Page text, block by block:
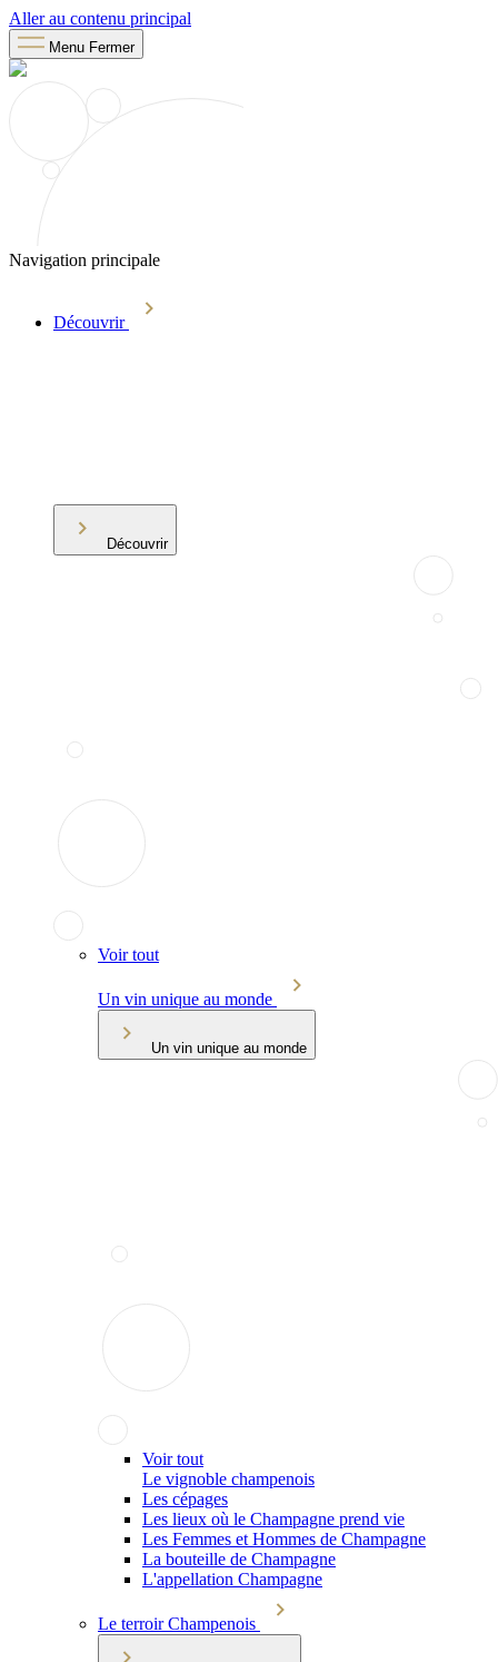
Aller au contenu principal
Menu Fermer
Navigation principale
Découvrir
Découvrir
Voir tout
Un vin unique au monde
Un vin unique au monde
Voir tout
Le vignoble champenois
Les cépages
Les lieux où le Champagne prend vie
Les Femmes et Hommes de Champagne
La bouteille de Champagne
L'appellation Champagne
Le terroir Champenois